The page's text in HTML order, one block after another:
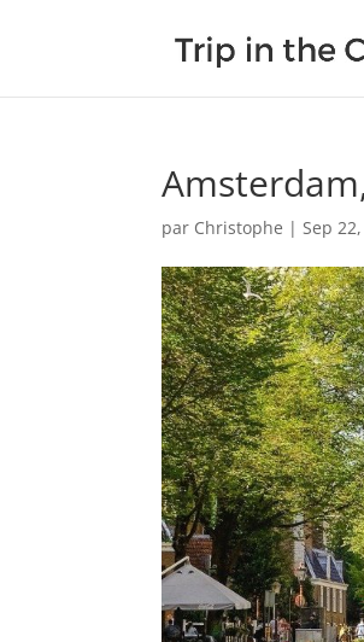
par Christophe |Sep